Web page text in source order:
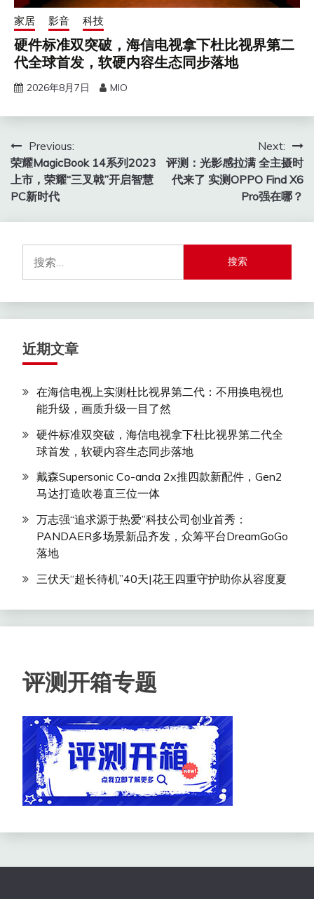
家居 影音 科技
硬件标准双突破，海信电视拿下杜比视界第二
代全球首发，软硬内容生态同步落地
2026年8月7日 MIO
文
章
导
航
Previous:
荣耀MagicBook 14系列2023
上市，荣耀“三叉戟”开启智慧
PC新时代
Next:
评测：光影感拉满 全主摄时
代来了 实测OPPO Find X6
Pro强在哪？
索：
近期文章
在海信电视上实测杜比视界第二代：不用换电视也
能升级，画质升级一目了然
硬件标准双突破，海信电视拿下杜比视界第二代全
球首发，软硬内容生态同步落地
戴森Supersonic Co-anda 2x推四款新配件，Gen2
马达打造吹卷直三位一体
万志强“追求源于热爱”科技公司创业首秀：
PANDAER多场景新品齐发，众筹平台DreamGoGo
落地
三伏天“超长待机”40天|花王四重守护助你从容度夏
评测开箱专题